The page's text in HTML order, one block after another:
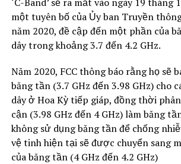
một tuyên bố của Ủy ban Truyền
năm 2020, đề cập đến một phần của
dây trong khoảng 3.7 đến 4.2 GHz.
Năm 2020, FCC thông báo rằng họ sẽ
băng tần (3.7 GHz đến 3.98 GHz) cho
dây ở Hoa Kỳ tiếp giáp, đồng thời
cận (3.98 GHz đến 4 GHz) làm băng
không sử dụng băng tần để chống
vệ tinh hiện tại sẽ được chuyển sang
của băng tần (4 GHz đến 4.2 GHz)